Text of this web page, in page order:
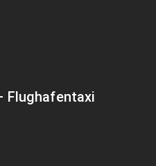
Flughafentaxi